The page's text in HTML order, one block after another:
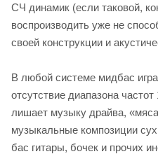
СЧ динамик (если таковой,
воспроизводить уже не
своей конструкции и
В любой системе мидбас
отсутствие диапазона
лишает музыку драйва,
музыкальные композиции
бас гитары, бочек и прочих